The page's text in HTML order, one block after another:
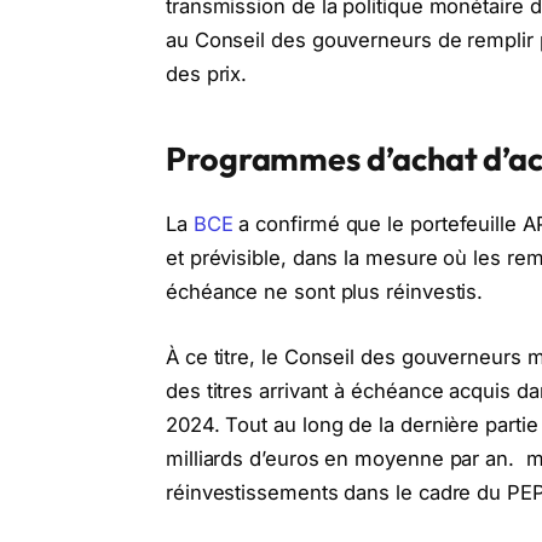
transmission de la politique monétaire
au Conseil des gouverneurs de
des prix.
Programmes d’achat
La BCE a confirmé que le portefeuille
et prévisible, dans la mesure où les
échéance ne sont plus réinvestis.
À ce titre, le Conseil des gouverneurs
des titres arrivant à échéance acquis
2024. Tout au long de la dernière
milliards d’euros en moyenne par an.
réinvestissements dans le cadre du